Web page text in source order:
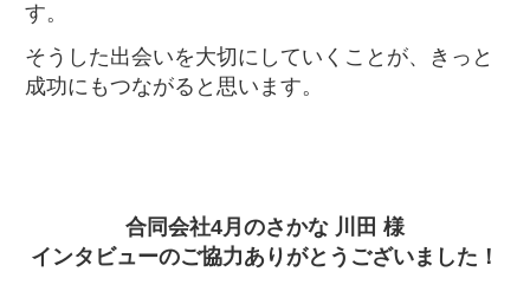
す。
そうした出会いを大切にしていくことが、きっと
成功にもつながると思います。
合同会社4月のさかな 川田 様
インタビューのご協力ありがとうございました！